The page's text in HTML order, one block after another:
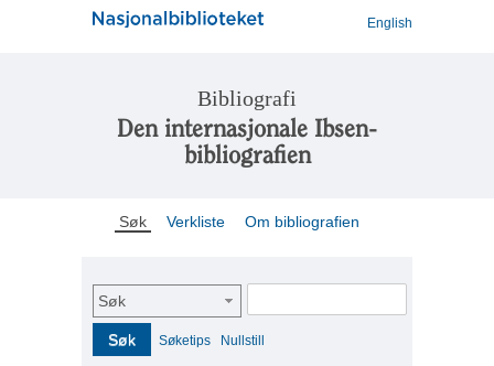
English
Bibliografi
Den internasjonale Ibsen-
bibliografien
Søk Verkliste Om bibliografien
Søk
Søk Søketips Nullstill